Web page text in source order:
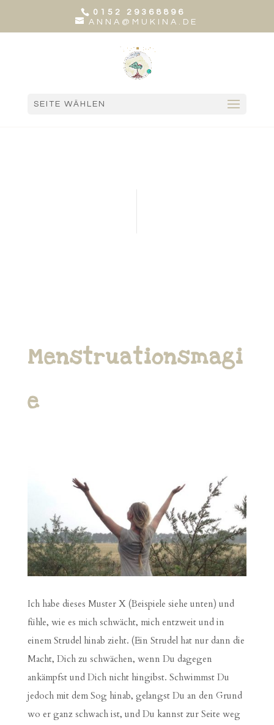
0152 29368896
ANNA@MUKINA.DE
SEITE WÄHLEN
Menstruationsmagi
e
Ich habe dieses Muster X (Beispiele siehe unten) und
fühle, wie es mich schwächt, mich entzweit und in
einem Strudel hinab zieht. (Ein Strudel hat nur dann die
Macht, Dich zu schwächen, wenn Du dagegen
ankämpfst und Dich nicht hingibst. Schwimmst Du
jedoch mit dem Sog hinab, gelangst Du an den Grund
wo er ganz schwach ist, und Du kannst zur Seite weg